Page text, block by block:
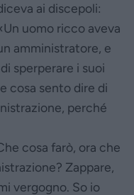
ai discepoli:
uomo ricco aveva
amministratore, e
sperperare i suoi
cosa sento dire di
perché
cosa farò, ora che
Zappare,
vergogno. So io